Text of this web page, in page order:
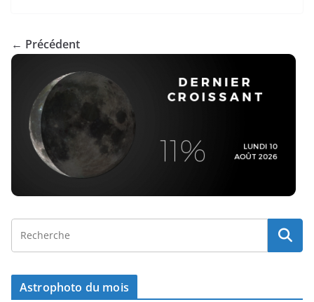
← Précédent
Astrophoto du mois